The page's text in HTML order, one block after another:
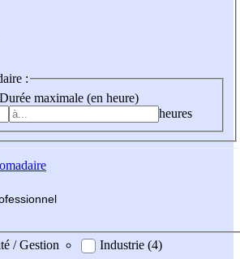
:
Durée maximale (en heure)
heures
fessionnel
/ Gestion
Industrie (4)